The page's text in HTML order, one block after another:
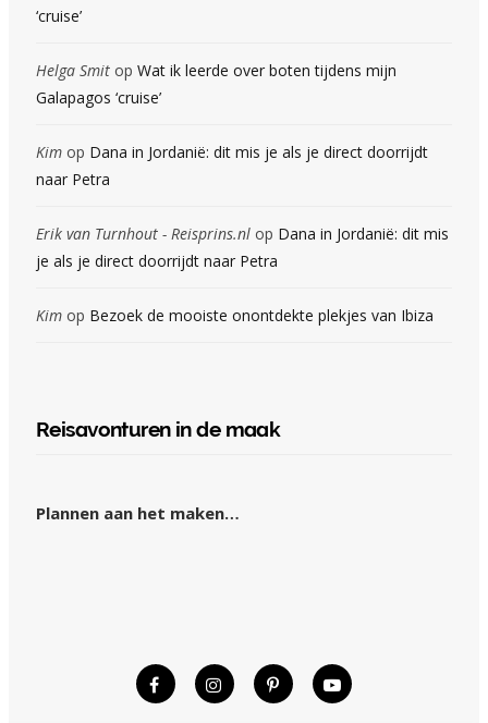
‘cruise’
Helga Smit op Wat ik leerde over boten tijdens mijn
Galapagos ‘cruise’
Kim op Dana in Jordanië: dit mis je als je direct doorrijdt
naar Petra
Erik van Turnhout - Reisprins.nl op Dana in Jordanië: dit mis
je als je direct doorrijdt naar Petra
Kim op Bezoek de mooiste onontdekte plekjes van Ibiza
Reisavonturen in de maak
Plannen aan het maken…